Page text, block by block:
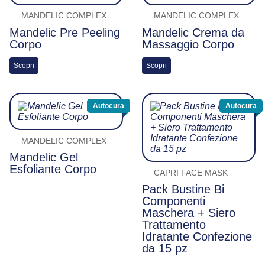
MANDELIC COMPLEX
Mandelic Pre Peeling
Corpo
Scopri
MANDELIC COMPLEX
Mandelic Crema da
Massaggio Corpo
Scopri
Autocura
MANDELIC COMPLEX
Mandelic Gel
Esfoliante Corpo
Autocura
CAPRI FACE MASK
Pack Bustine Bi
Componenti
Maschera + Siero
Trattamento
Idratante Confezione
da 15 pz